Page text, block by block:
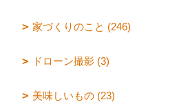
家づくりのこと (246)
ドローン撮影 (3)
美味しいもの (23)